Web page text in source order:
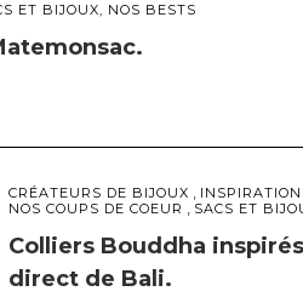
ET BIJOUX, NOS BESTS
CRÉATEURS DE BIJOUX
NOS COUPS DE COEUR SACS ET
Colliers Bouddha
direct de Bali.